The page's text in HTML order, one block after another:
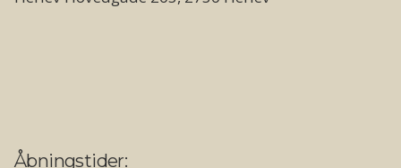
Åbningstider: